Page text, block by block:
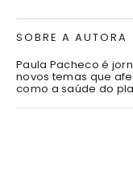
SOBRE A AUTORA
Paula Pacheco é
novos temas que
como a saúde do